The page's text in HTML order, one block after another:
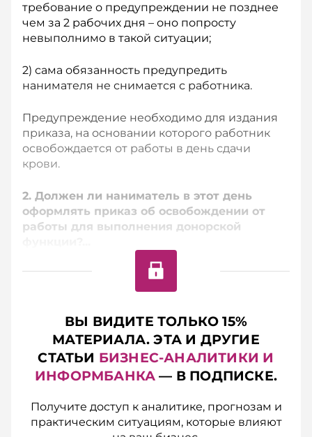
требование о предупреждении не позднее
чем за 2 рабочих дня – оно попросту
невыполнимо в такой ситуации;
2) сама обязанность предупредить
нанимателя не снимается с работника.
Предупреждение необходимо для издания
приказа, на основании которого работник
освобождается от работы в день сдачи
крови.
2. Должен ли наниматель в этот день
оформлять приказ об освобождении от
работы для выполнения донорской
ВЫ ВИДИТЕ ТОЛЬКО 15%
МАТЕРИАЛА. ЭТА И ДРУГИЕ
СТАТЬИ БИЗНЕС-АНАЛИТИКИ И
ИНФОРМБАНКА — В ПОДПИСКЕ.
Получите доступ к аналитике, прогнозам и
практическим ситуациям, которые влияют